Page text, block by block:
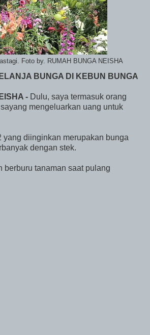
Foto by. RUMAH BUNGA NEISHA
BUNGA DI KEBUN BUNGA
- Dulu, saya termasuk orang
mengeluarkan uang untuk
yang diinginkan merupakan bunga
dengan stek.
berburu tanaman saat pulang